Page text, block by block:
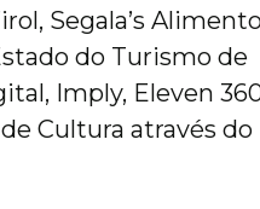
Segala’s
do Turismo de
Imply, Eleven
Cultura através do